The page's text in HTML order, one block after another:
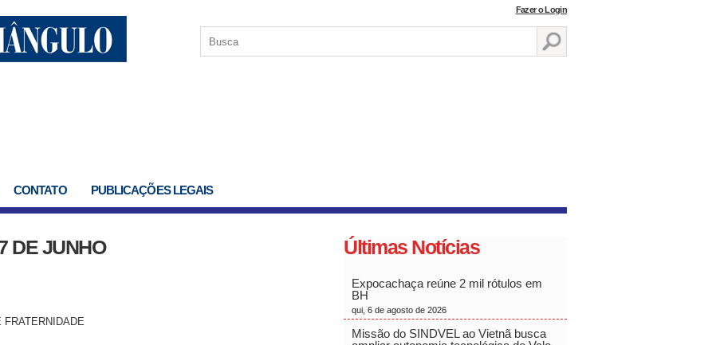
Fazer o Login
CONTATO PUBLICAÇÕES LEGAIS
DE JUNHO
FRATERNIDADE
Últimas Notícias
Expocachaça reúne 2 mil rótulos em
BH
qui, 6 de agosto de 2026
Missão do SINDVEL ao Vietnã busca